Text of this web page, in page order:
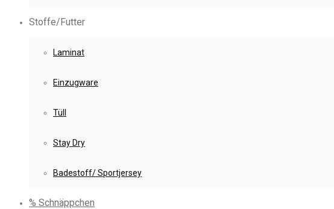
Stoffe/Futter
Laminat
Einzugware
Tüll
Stay Dry
Badestoff/ Sportjersey
% Schnäppchen